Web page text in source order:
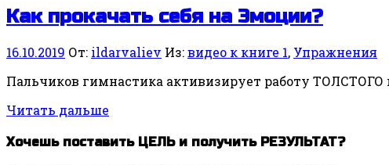
Как прокачать себя на Эмоции?
16.10.2019 От: ildarvaliev Из:видео к книге 1, Упражнения
Пальчиков гимнастика активизирует работу ТОЛСТОГО
Читать дальше
Хочешь поставить ЦЕЛЬ и получить РЕЗУЛЬТАТ?